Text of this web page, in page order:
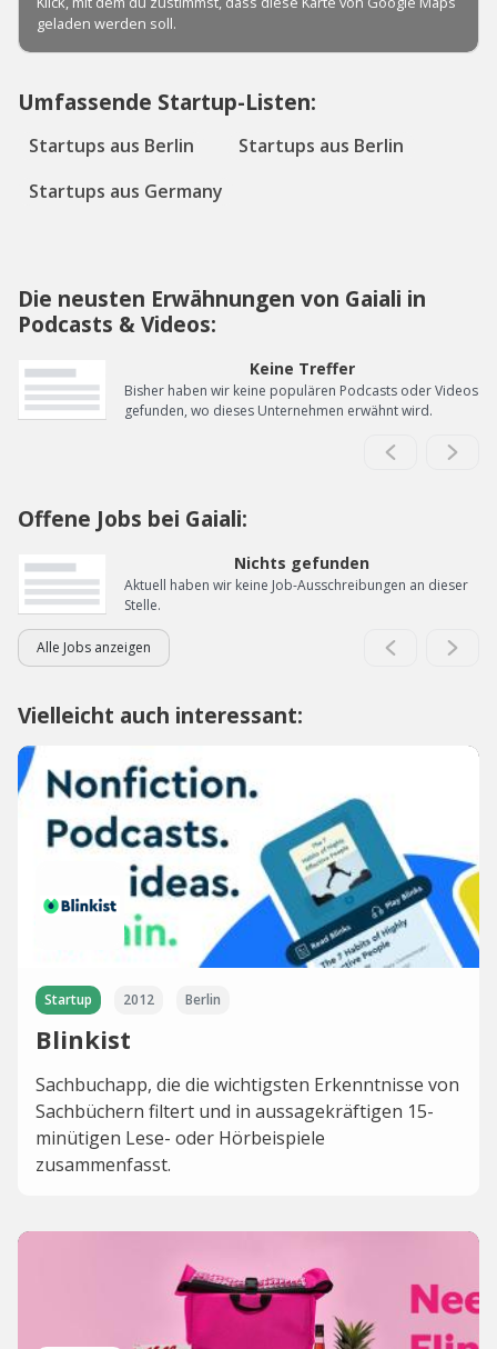
Umfassende Startup-Listen:
Startups aus Berlin
Startups aus Berlin
Startups aus Germany
Die neusten Erwähnungen von Gaiali in
Podcasts & Videos:
Keine Treffer
Bisher haben wir keine populären Podcasts oder Videos
gefunden, wo dieses Unternehmen erwähnt wird.
Offene Jobs bei Gaiali:
Nichts gefunden
Aktuell haben wir keine Job-Ausschreibungen an dieser
Stelle.
Alle Jobs anzeigen
Vielleicht auch interessant:
Startup 2012 Berlin
Blinkist
Sachbuchapp, die die wichtigsten Erkenntnisse von
Sachbüchern filtert und in aussagekräftigen 15-
minütigen Lese- oder Hörbeispiele
zusammenfasst.